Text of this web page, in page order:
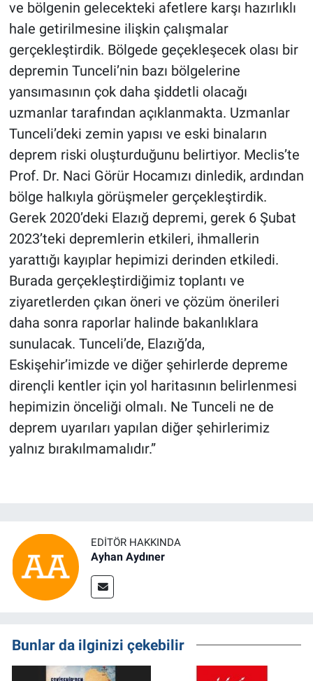
ve bölgenin gelecekteki afetlere karşı hazırlıklı
hale getirilmesine ilişkin çalışmalar
gerçekleştirdik. Bölgede geçekleşecek olası bir
depremin Tunceli’nin bazı bölgelerine
yansımasının çok daha şiddetli olacağı
uzmanlar tarafından açıklanmakta. Uzmanlar
Tunceli’deki zemin yapısı ve eski binaların
deprem riski oluşturduğunu belirtiyor. Meclis’te
Prof. Dr. Naci Görür Hocamızı dinledik, ardından
bölge halkıyla görüşmeler gerçekleştirdik.
Gerek 2020’deki Elazığ depremi, gerek 6 Şubat
2023’teki depremlerin etkileri, ihmallerin
yarattığı kayıplar hepimizi derinden etkiledi.
Burada gerçekleştirdiğimiz toplantı ve
ziyaretlerden çıkan öneri ve çözüm önerileri
daha sonra raporlar halinde bakanlıklara
sunulacak. Tunceli’de, Elazığ’da,
Eskişehir’imizde ve diğer şehirlerde depreme
dirençli kentler için yol haritasının belirlenmesi
hepimizin önceliği olmalı. Ne Tunceli ne de
deprem uyarıları yapılan diğer şehirlerimiz
yalnız bırakılmamalıdır.”
EDITÖR HAKKINDA
Ayhan Aydıner
Bunlar da ilginizi çekebilir